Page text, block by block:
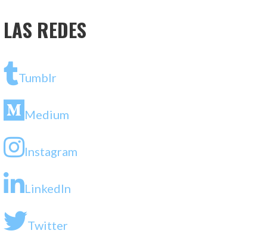
LAS REDES
Tumblr
Medium
Instagram
LinkedIn
Twitter